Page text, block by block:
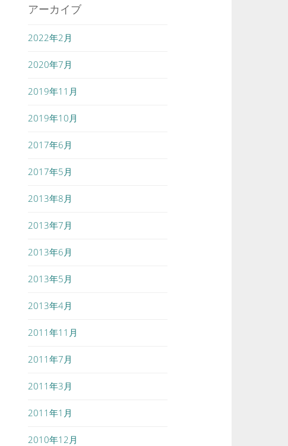
アーカイブ
2022年2月
2020年7月
2019年11月
2019年10月
2017年6月
2017年5月
2013年8月
2013年7月
2013年6月
2013年5月
2013年4月
2011年11月
2011年7月
2011年3月
2011年1月
2010年12月